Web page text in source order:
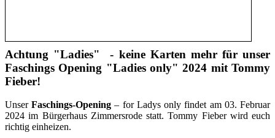
Achtung "Ladies" - keine Karten mehr für unser
Faschings Opening "Ladies only" 2024 mit Tommy
Fieber!
UnserFaschings-Opening – for Ladys only findet am 03. Februar
2024 im Bürgerhaus Zimmersrode statt. Tommy Fieber wird euch
richtig einheizen.